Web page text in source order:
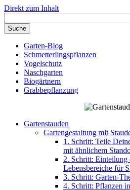
Direkt zum Inhalt
Garten-Blog
Schmetterlingspflanzen
Vogelschutz
Naschgarten
Biogärtnern
Grabbepflanzung
Gartenstauden
Gartengestaltung mit
1. Schritt: Teile
mit ähnlichem
2. Schritt: Einteilung
Lebensbereiche für
3. Schritt: Garten-
4. Schritt: Pflanzen